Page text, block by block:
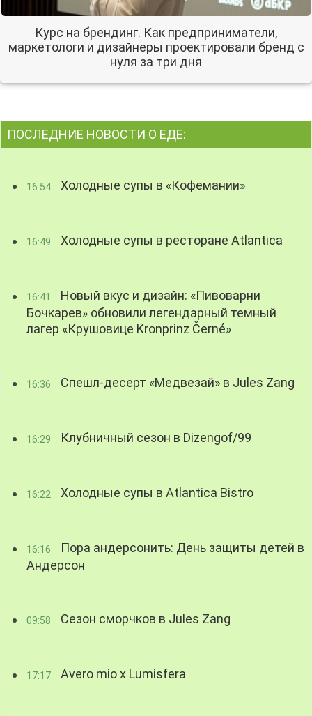
Курс на брендинг. Как предприниматели,
маркетологи и дизайнеры проектировали бренд с
нуля за три дня
ПОСЛЕДНИЕ НОВОСТИ О ЕДЕ:
16:54 Холодные супы в «Кофемании»
16:49 Холодные супы в ресторане Atlantica
16:41
Новый вкус и дизайн: «Пивоварни
Бочкарев» обновили легендарный темный
лагер «Крушовице Kronprinz Černé»
16:36 Спешл-десерт «Медвезай» в Jules Zang
16:29 Клубничный сезон в Dizengof/99
16:22 Холодные супы в Atlantica Bistro
16:16
Пора андерсонить: День защиты детей в
Андерсон
09:58 Сезон сморчков в Jules Zang
17:17 Avero mio x Lumisfera